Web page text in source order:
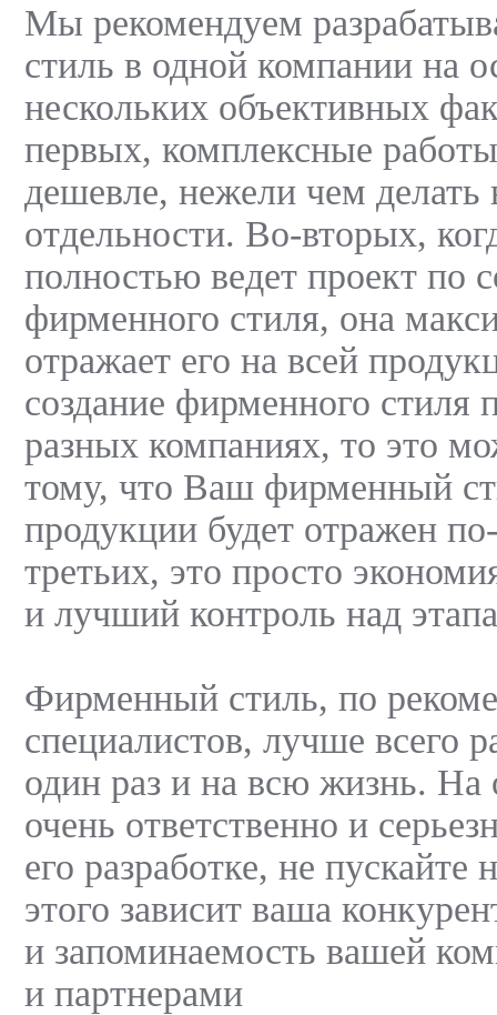
Мы рекомендуем
стиль в одной компании на
нескольких объективных
первых, комплексные работы
дешевле, нежели чем делать
отдельности. Во-вторых,
полностью ведет проект по
фирменного стиля, она
отражает его на всей
создание фирменного стиля
разных компаниях, то это
тому, что Ваш фирменный
продукции будет отражен
третьих, это просто
и лучший контроль над
Фирменный стиль, по
специалистов, лучше всего
один раз и на всю жизнь. На
очень ответственно и
его разработке, не пускайте
этого зависит ваша
и запоминаемость вашей
и партнерами